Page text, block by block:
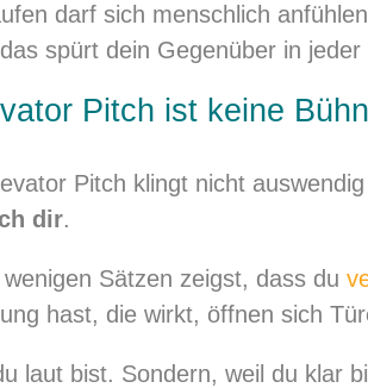
darf sich menschlich
spürt dein Gegenüber in jeder
Pitch ist keine
Pitch klingt nicht
dir.
Sätzen zeigst, dass du
hast, die wirkt, öffnen sich
laut bist. Sondern, weil du klar